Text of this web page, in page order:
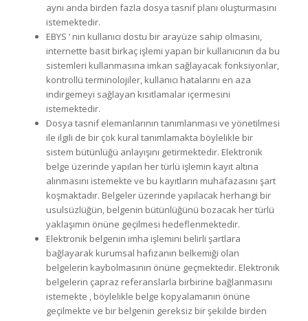
aynı anda birden fazla dosya tasnif planı oluşturmasını
istemektedir.
EBYS ‘ nin kullanıcı dostu bir arayüze sahip olmasını,
internette basit birkaç işlemi yapan bir kullanıcının da bu
sistemleri kullanmasına imkan sağlayacak fonksiyonlar,
kontrollü terminolojiler, kullanıcı hatalarını en aza
indirgemeyi sağlayan kısıtlamalar içermesini
istemektedir.
Dosya tasnif elemanlarının tanımlanması ve yönetilmesi
ile ilgili de bir çok kural tanımlamakta böylelikle bir
sistem bütünlüğü anlayışını getirmektedir. Elektronik
belge üzerinde yapılan her türlü işlemin kayıt altına
alınmasını istemekte ve bu kayıtların muhafazasını şart
koşmaktadır. Belgeler üzerinde yapılacak herhangi bir
usulsüzlüğün, belgenin bütünlüğünü bozacak her türlü
yaklaşımın önüne geçilmesi hedeflenmektedir.
Elektronik belgenin imha işlemini belirli şartlara
bağlayarak kurumsal hafızanın belkemiği olan
belgelerin kaybolmasının önüne geçmektedir. Elektronik
belgelerin çapraz referanslarla birbirine bağlanmasını
istemekte , böylelikle belge kopyalamanın önüne
geçilmekte ve bir belgenin gereksiz bir şekilde birden